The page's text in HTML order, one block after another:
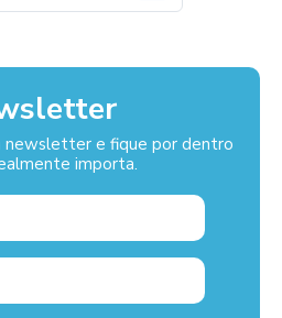
newsletter e fique por dentro
importa.